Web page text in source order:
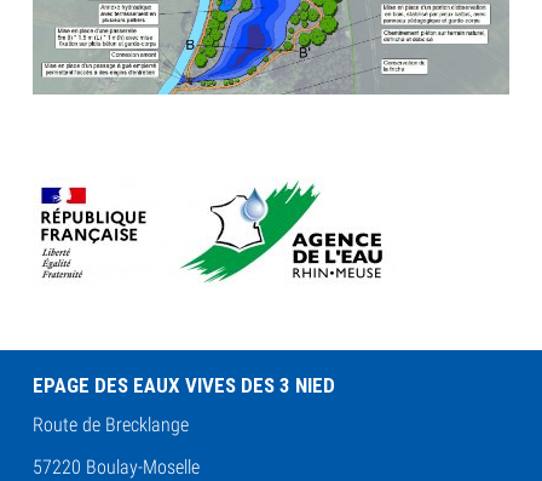
EPAGE DES EAUX VIVES DES 3 NIED
Route de Brecklange
57220 Boulay-Moselle